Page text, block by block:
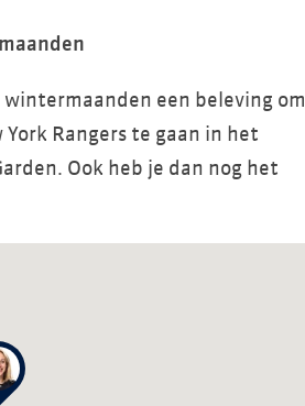
een beleving om
Rangers te gaan in het
Ook heb je dan nog het